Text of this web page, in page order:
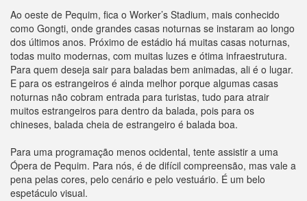
Ao oeste de Pequim, fica o Worker’s Stadium, mais conhecido
como Gongti, onde grandes casas noturnas se instaram ao longo
dos últimos anos. Próximo de estádio há muitas casas noturnas,
todas muito modernas, com muitas luzes e ótima infraestrutura.
Para quem deseja sair para baladas bem animadas, ali é o lugar.
E para os estrangeiros é ainda melhor porque algumas casas
noturnas não cobram entrada para turistas, tudo para atrair
muitos estrangeiros para dentro da balada, pois para os
chineses, balada cheia de estrangeiro é balada boa.
Para uma programação menos ocidental, tente assistir a uma
Ópera de Pequim. Para nós, é de difícil compreensão, mas vale a
pena pelas cores, pelo cenário e pelo vestuário. É um belo
espetáculo visual.